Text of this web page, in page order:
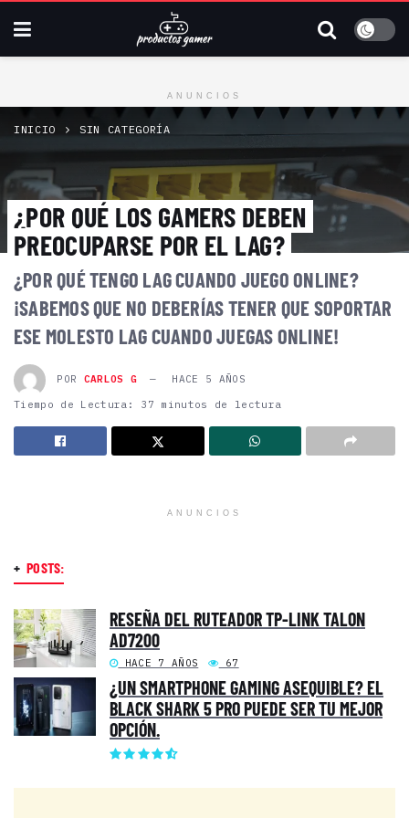
ANUNCIOS
INICIO SIN CATEGORÍA
¿POR QUÉ LOS GAMERS DEBEN
PREOCUPARSE POR EL LAG?
¿POR QUÉ TENGO LAG CUANDO JUEGO ONLINE?
¡SABEMOS QUE NO DEBERÍAS TENER QUE SOPORTAR
ESE MOLESTO LAG CUANDO JUEGAS ONLINE!
POR CARLOS G
HACE 5 AÑOS
Tiempo de Lectura: 37 minutos de lectura
ANUNCIOS
+ POSTS:
RESEÑA DEL RUTEADOR TP-LINK TALON
AD7200
HACE 7 AÑOS 67
¿UN SMARTPHONE GAMING ASEQUIBLE? EL
BLACK SHARK 5 PRO PUEDE SER TU MEJOR
OPCIÓN.